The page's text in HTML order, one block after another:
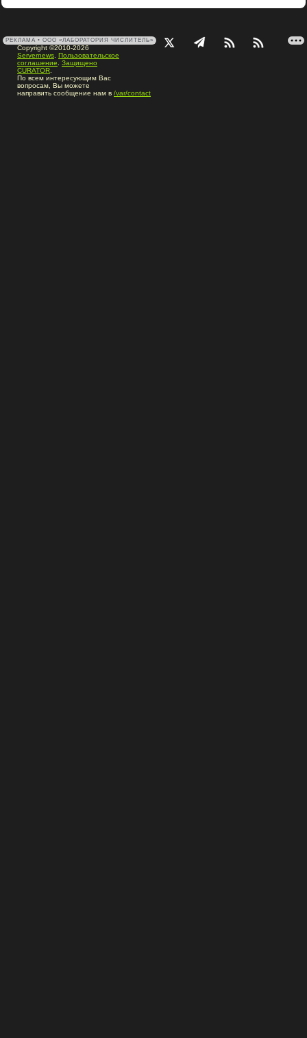
РЕКЛАМА • ООО «ЛАБОРАТОРИЯ ЧИСЛИТЕЛЬ»
Copyright ©2010-2026
Servernews Пользовательское
соглашение
Защищено
CURATOR
По всем интересующим Вас
вопросам, Вы можете
направить сообщение нам в /var/contact